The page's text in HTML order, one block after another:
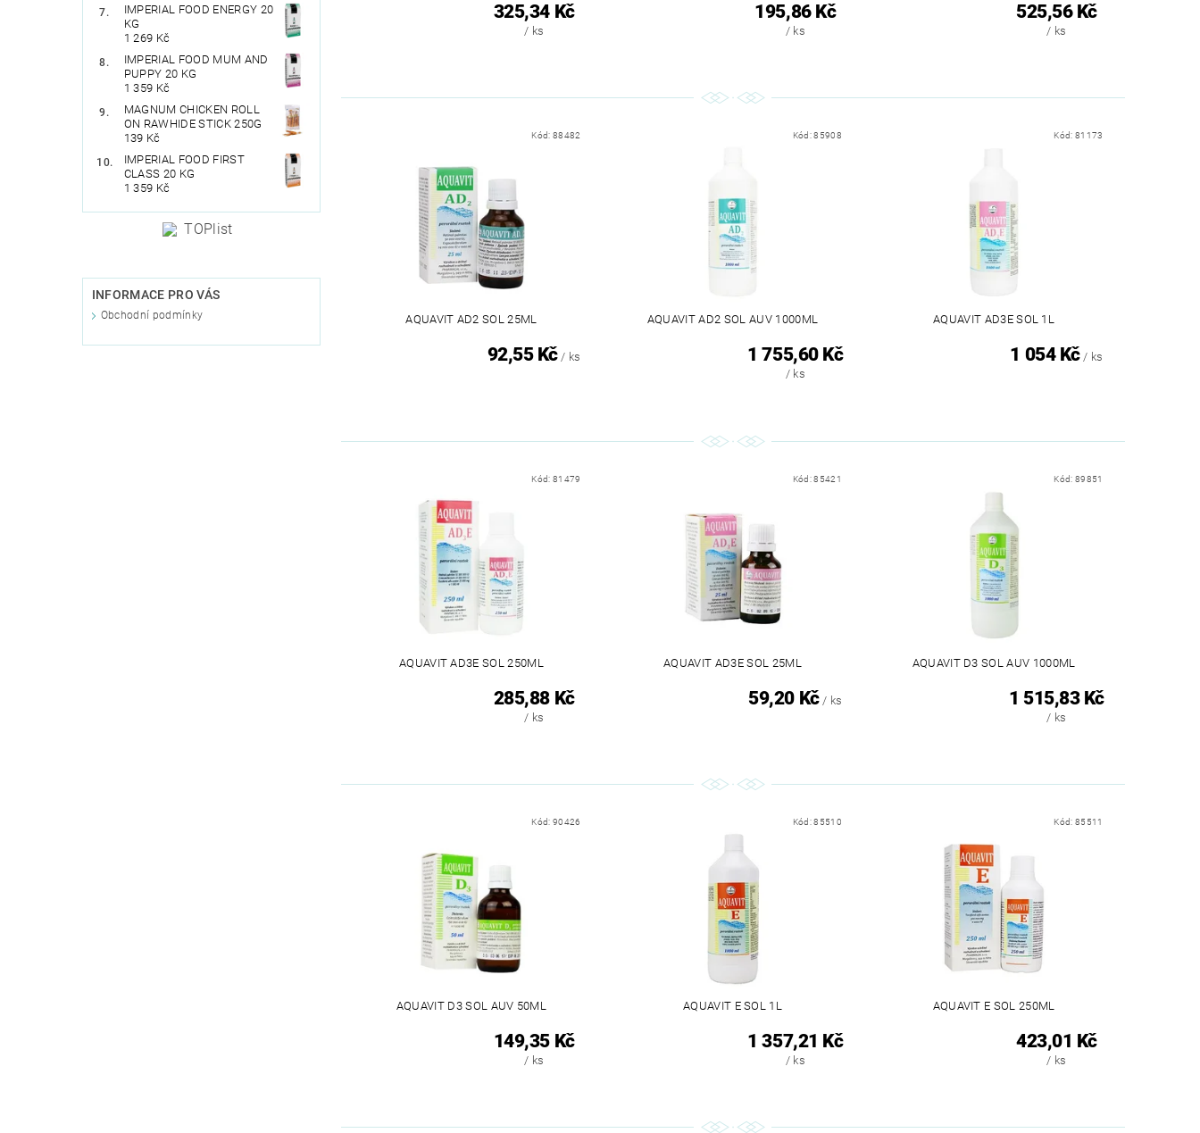
IMPERIAL FOOD ENERGY 20
KG
1 269 Kč
IMPERIAL FOOD MUM AND
PUPPY 20 KG
1 359 Kč
MAGNUM CHICKEN ROLL
ON RAWHIDE STICK 250G
139 Kč
IMPERIAL FOOD FIRST
CLASS 20 KG
1 359 Kč
INFORMACE PRO VÁS
Obchodní podmínky
325,34 Kč
/ ks
195,86 Kč
/ ks
525,56 Kč
/ ks
Kód: 88482
AQUAVIT AD2 SOL 25ML
92,55 Kč / ks
Kód:85908
AQUAVIT AD2 SOL AUV 1000ML
1 755,60 Kč
/ ks
Kód:81173
AQUAVIT AD3E SOL 1L
1 054 Kč / ks
Kód: 81479
AQUAVIT AD3E SOL 250ML
285,88 Kč
/ ks
Kód:85421
AQUAVIT AD3E SOL 25ML
59,20 Kč / ks
Kód:89851
AQUAVIT D3 SOL AUV 1000ML
1 515,83 Kč
/ ks
Kód: 90426
AQUAVIT D3 SOL AUV 50ML
149,35 Kč
/ ks
Kód:85510
AQUAVIT E SOL 1L
1 357,21 Kč
/ ks
Kód:85511
AQUAVIT E SOL 250ML
423,01 Kč
/ ks